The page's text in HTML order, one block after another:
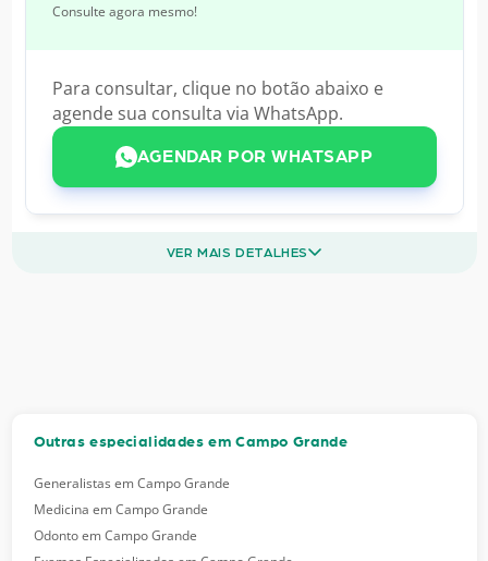
Consulte agora mesmo!
Para consultar, clique no botão abaixo e
agende sua consulta via WhatsApp.
AGENDAR POR WHATSAPP
VER MAIS DETALHES
Outras especialidades em Campo Grande
Generalistas em Campo Grande
Medicina em Campo Grande
Odonto em Campo Grande